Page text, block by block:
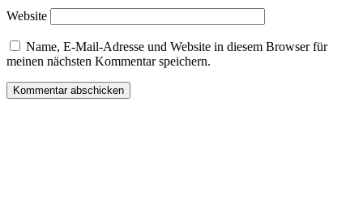
Website
Name, E-Mail-Adresse und Website in diesem Browser für
meinen nächsten Kommentar speichern.